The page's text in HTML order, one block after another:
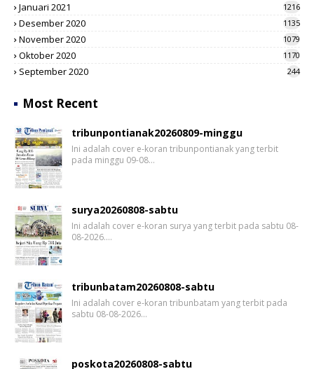
Januari 2021 1216
Desember 2020 1135
November 2020 1079
Oktober 2020 1170
September 2020 244
Most Recent
tribunpontianak20260809-minggu
Ini adalah cover e-koran tribunpontianak yang terbit
pada minggu 09-08…
surya20260808-sabtu
Ini adalah cover e-koran surya yang terbit pada sabtu 08-
08-2026.…
tribunbatam20260808-sabtu
Ini adalah cover e-koran tribunbatam yang terbit pada
sabtu 08-08-2026…
poskota20260808-sabtu